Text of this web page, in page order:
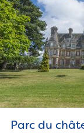
Parc du